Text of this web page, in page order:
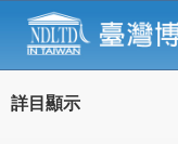
詳目顯示